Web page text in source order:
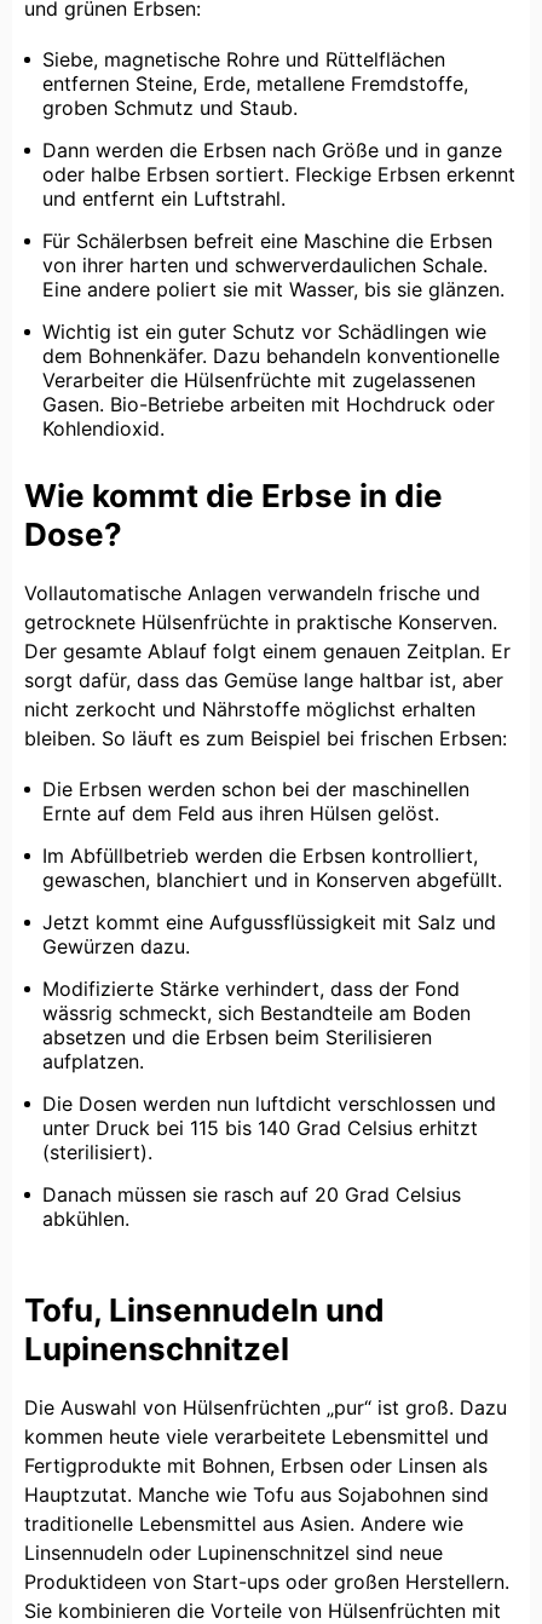
und grünen Erbsen:
Siebe, magnetische Rohre und Rüttelflächen
entfernen Steine, Erde, metallene Fremdstoffe,
groben Schmutz und Staub.
Dann werden die Erbsen nach Größe und in ganze
oder halbe Erbsen sortiert. Fleckige Erbsen erkennt
und entfernt ein Luftstrahl.
Für Schälerbsen befreit eine Maschine die Erbsen
von ihrer harten und schwerverdaulichen Schale.
Eine andere poliert sie mit Wasser, bis sie glänzen.
Wichtig ist ein guter Schutz vor Schädlingen wie
dem Bohnenkäfer. Dazu behandeln konventionelle
Verarbeiter die Hülsenfrüchte mit zugelassenen
Gasen. Bio-Betriebe arbeiten mit Hochdruck oder
Kohlendioxid.
Wie kommt die Erbse in die
Dose?
Vollautomatische Anlagen verwandeln frische und
getrocknete Hülsenfrüchte in praktische Konserven.
Der gesamte Ablauf folgt einem genauen Zeitplan. Er
sorgt dafür, dass das Gemüse lange haltbar ist, aber
nicht zerkocht und Nährstoffe möglichst erhalten
bleiben. So läuft es zum Beispiel bei frischen Erbsen:
Die Erbsen werden schon bei der maschinellen
Ernte auf dem Feld aus ihren Hülsen gelöst.
Im Abfüllbetrieb werden die Erbsen kontrolliert,
gewaschen, blanchiert und in Konserven abgefüllt.
Jetzt kommt eine Aufgussflüssigkeit mit Salz und
Gewürzen dazu.
Modifizierte Stärke verhindert, dass der Fond
wässrig schmeckt, sich Bestandteile am Boden
absetzen und die Erbsen beim Sterilisieren
aufplatzen.
Die Dosen werden nun luftdicht verschlossen und
unter Druck bei 115 bis 140 Grad Celsius erhitzt
(sterilisiert).
Danach müssen sie rasch auf 20 Grad Celsius
abkühlen.
Tofu, Linsennudeln und
Lupinenschnitzel
Die Auswahl von Hülsenfrüchten „pur“ ist groß. Dazu
kommen heute viele verarbeitete Lebensmittel und
Fertigprodukte mit Bohnen, Erbsen oder Linsen als
Hauptzutat. Manche wie Tofu aus Sojabohnen sind
traditionelle Lebensmittel aus Asien. Andere wie
Linsennudeln oder Lupinenschnitzel sind neue
Produktideen von Start-ups oder großen Herstellern.
Sie kombinieren die Vorteile von Hülsenfrüchten mit